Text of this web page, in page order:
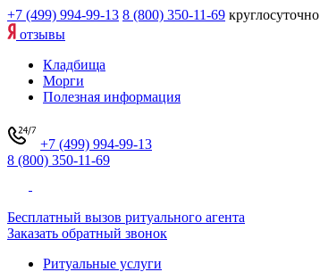
+7 (499) 994-99-13 8 (800) 350-11-69 круглосуточно
отзывы
Кладбища
Морги
Полезная информация
+7 (499) 994-99-13
8 (800) 350-11-69
Бесплатный вызов ритуального агента
Заказать обратный звонок
Ритуальные услуги